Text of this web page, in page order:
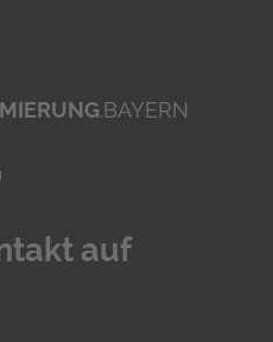
.BAYERN
auf